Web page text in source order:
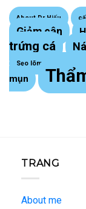
About Dr Hiếu
Giảm cân
trứng cá
Sẹo lõm trứng cá
mụn
TRANG
About me